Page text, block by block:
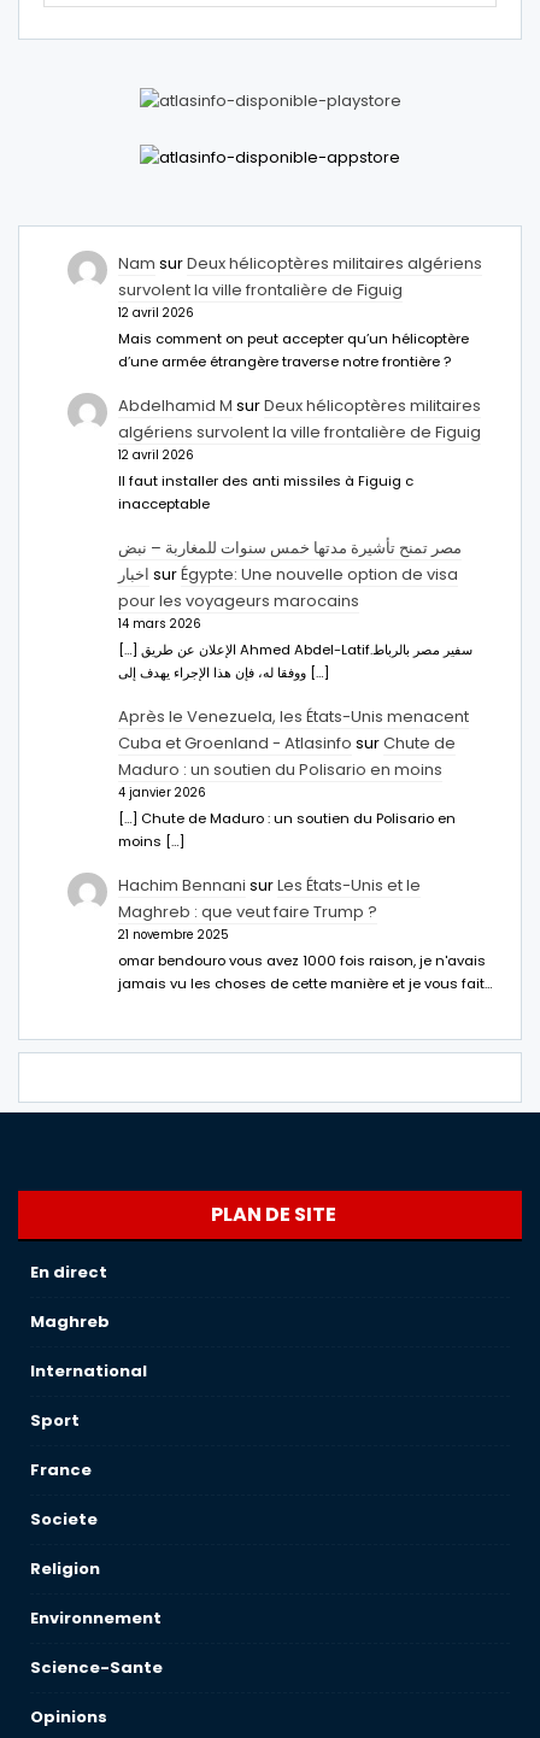
Nam surDeux hélicoptères militaires algériens
survolent la ville frontalière de Figuig
12 avril 2026
Mais comment on peut accepter qu’un hélicoptère
d’une armée étrangère traverse notre frontière ?
Abdelhamid M surDeux hélicoptères militaires
algériens survolent la ville frontalière de Figuig
12 avril 2026
Il faut installer des anti missiles à Figuig c
inacceptable
مصر تمنح تأشيرة مدتها خمس سنوات للمغاربة – نبض
اخبار surÉgypte: Une nouvelle option de visa
pour les voyageurs marocains
14 mars 2026
[…] الإعلان عن طريق Ahmed Abdel-Latifسفير مصر بالرباط.
ووفقا له، فإن هذا الإجراء يهدف إلى […]
Après le Venezuela, les États-Unis menacent
Cuba et Groenland - Atlasinfo surChute de
Maduro : un soutien du Polisario en moins
4 janvier 2026
[…] Chute de Maduro : un soutien du Polisario en
moins […]
Hachim Bennani surLes États-Unis et le
Maghreb : que veut faire Trump ?
21 novembre 2025
omar bendouro vous avez 1000 fois raison, je n'avais
jamais vu les choses de cette manière et je vous fait…
PLAN DE SITE
En direct
Maghreb
International
Sport
France
Societe
Religion
Environnement
Science-Sante
Opinions